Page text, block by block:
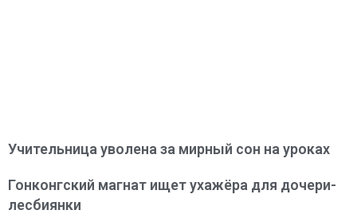
Учительница уволена за мирный сон на уроках
Гонконгский магнат ищет ухажёра для дочери-
лесбиянки